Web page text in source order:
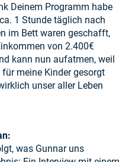
Deinem Programm habe
1 Stunde täglich nach
im Bett waren geschafft,
von 2.400€
kann nun aufatmen, weil
meine Kinder gesorgt
unser aller Leben
was Gunnar uns